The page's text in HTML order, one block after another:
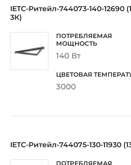
IETC-Ритейл-744073-140-12690
3К)
140 Вт
3000
IETC-Ритейл-744075-130-11930